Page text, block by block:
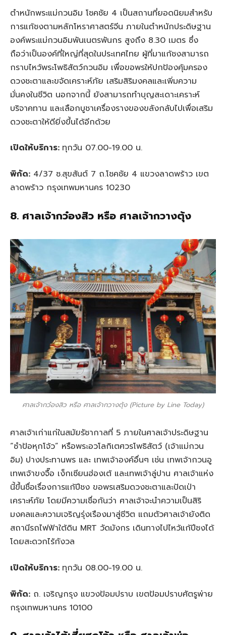
ตำหนักพระแม่กวนอิม โชคชัย 4 เป็นสถานที่ยอดนิยมสำหรับ
การแก้ชงตามหลักโหราศาสตร์จีน ภายในตำหนักประดิษฐาน
องค์พระแม่กวนอิมพันเนตรพันกร สูงถึง 8.30 เมตร ซึ่ง
ถือว่าเป็นองค์ที่ใหญ่ที่สุดในประเทศไทย ผู้ที่มาแก้ชงสามารถ
กราบไหว้พระโพธิสัตว์กวนอิม เพื่อขอพรให้ปกป้องคุ้มครอง
ดวงชะตาและขจัดเคราะห์ภัย เสริมสิริมงคลและเพิ่มความ
มั่นคงในชีวิต นอกจากนี้ ยังสามารถทำบุญสะเดาะเคราะห์
บริจาคทาน และเลือกบูชาเครื่องรางของขลังกลับไปเพื่อเสริม
ดวงชะตาให้ดียิ่งขึ้นได้อีกด้วย
เปิดให้บริการ: ทุกวัน 07.00-19.00 น.
พิกัด: 4/37 ซ.สุขสันต์ 7 ถ.โชคชัย 4 แขวงลาดพร้าว เขต
ลาดพร้าว กรุงเทพมหานคร 10230
8. ศาลเจ้ากว๋องสิว หรือ ศาลเจ้ากวางตุ้ง
ศาลเจ้ากว๋องสิว หรือ ศาลเจ้ากวางตุ้ง (Picture by Line Today)
ศาลเจ้าเก่าแก่ในสมัยรัชากาลที่ 5 ภายในศาลเจ้าประดิษฐาน
“ซำป้อหุกโจ้ว” หรือพระอวโลกิเตศวรโพธิสัตว์ (เจ้าแม่กวน
อิม) ปางประทานพร และ เทพเจ้าองค์อื่นๆ เช่น เทพเจ้ากวนอู
เทพเจ้าขงจื๊อ เง็กเซียนฮ่องเต้ และเทพเจ้าลู่ปาน ศาลเจ้าแห่ง
นี้ขึ้นชื่อเรื่องการแก้ปีชง ขอพรเสริมดวงชะตาและปัดเป่า
เคราะห์ภัย โดยมีความเชื่อกันว่า ศาลเจ้าจะนำความเป็นสิริ
มงคลและความเจริญรุ่งเรืองมาสู่ชีวิต แถมตัวศาลเจ้ายังติด
สถานีรถไฟฟ้าใต้ดิน MRT วัดมังกร เดินทางไปไหว้แก้ปีชงได้
โดยสะดวกไร้กังวล
เปิดให้บริการ: ทุกวัน 08.00-19.00 น.
พิกัด: ถ. เจริญกรุง แขวงป้อมปราบ เขตป้อมปราบศัตรูพ่าย
กรุงเทพมหานคร 10100